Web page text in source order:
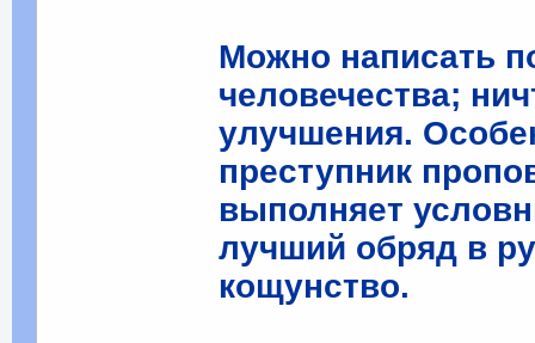
Можно написать
человечества;
улучшения.
преступник
выполняет
лучший обряд в
кощунство.